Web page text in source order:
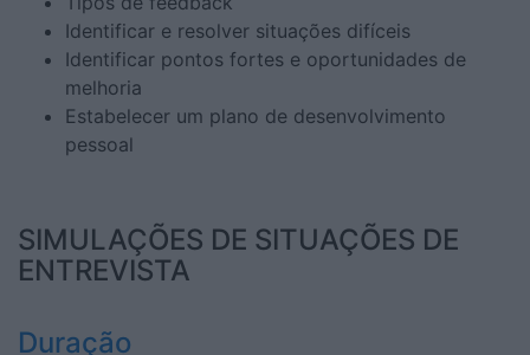
Identificar e resolver situações difíceis
Identificar pontos fortes e oportunidades de
melhoria
Estabelecer um plano de desenvolvimento
pessoal
SIMULAÇÕES DE SITUAÇÕES DE
ENTREVISTA
Duração